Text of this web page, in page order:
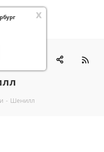
x
0
- Шенилл